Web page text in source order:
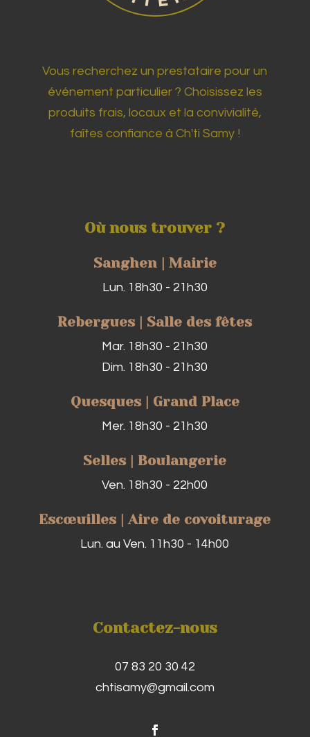
Vous recherchez un prestataire pour un
événement particulier ? Choisissez les
produits frais, locaux et la convivialité,
faîtes confiance à Ch'ti Samy !
Où nous trouver ?
Sanghen | Mairie
Lun. 18h30 - 21h30
Rebergues | Salle des fêtes
Mar. 18h30 - 21h30
Dim. 18h30 - 21h30
Quesques | Grand Place
Mer. 18h30 - 21h30
Selles | Boulangerie
Ven. 18h30 - 22h00
Escœuilles | Aire de covoiturage
Lun. au Ven. 11h30 - 14h00
Contactez-nous
07 83 20 30 42
chtisamy@gmail.com